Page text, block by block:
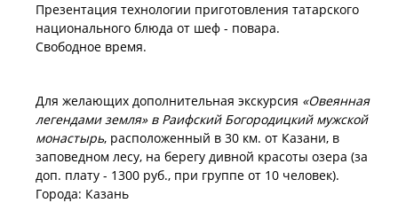
Презентация технологии приготовления татарского
национального блюда от шеф - повара.
Свободное время.
Для желающих дополнительная экскурсия «Овеянная
легендами земля» в Раифский Богородицкий мужской
монастырь, расположенный в 30 км. от Казани, в
заповедном лесу, на берегу дивной красоты озера (за
доп. плату - 1300 руб., при группе от 10 человек).
Города: Казань